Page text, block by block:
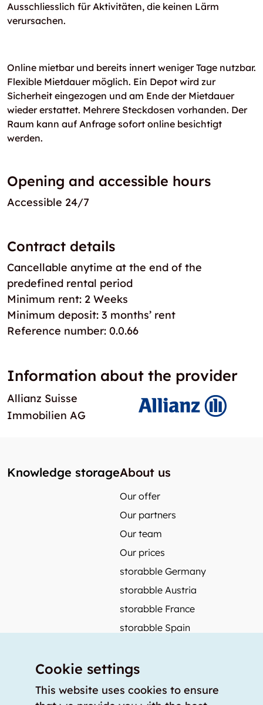
Ausschliesslich für Aktivitäten, die keinen Lärm
verursachen.
Online mietbar und bereits innert weniger Tage nutzbar.
Flexible Mietdauer möglich. Ein Depot wird zur
Sicherheit eingezogen und am Ende der Mietdauer
wieder erstattet. Mehrere Steckdosen vorhanden. Der
Raum kann auf Anfrage sofort online besichtigt
werden.
Opening and accessible hours
Accessible 24/7
Contract details
Cancellable anytime at the end of the
predefined rental period
Minimum rent: 2 Weeks
Minimum deposit: 3 months’ rent
Reference number: 0.0.66
Information about the provider
Allianz Suisse
Immobilien AG
Knowledge storageAbout us
Our offer
Our partners
Our team
Our prices
storabble Germany
storabble Austria
storabble France
storabble Spain
Press coverage
Cookie settings
This website uses cookies to ensure